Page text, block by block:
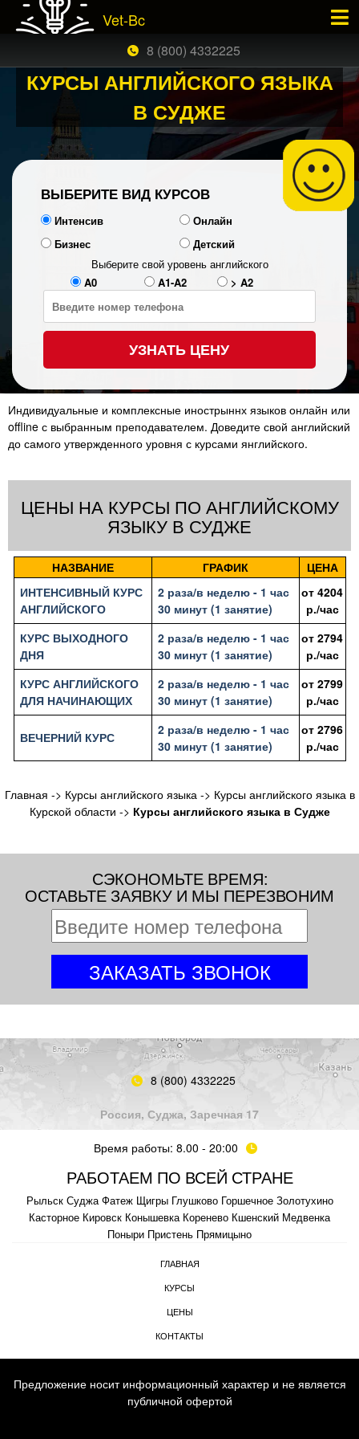
Vet-Bc
8 (800) 4332225
КУРСЫ АНГЛИЙСКОГО ЯЗЫКА
В СУДЖЕ
ВЫБЕРИТЕ ВИД КУРСОВ
Интенсив
Онлайн
Бизнес
Детский
Выберите свой уровень английского
A0
A1-A2 > A2
УЗНАТЬ ЦЕНУ
Индивидуальные и комплексные инострыннх языков онлайн или
offline с выбранным преподавателем. Доведите свой английский
до самого утвержденного уровня с курсами янглийского.
ЦЕНЫ НА КУРСЫ ПО АНГЛИЙСКОМУ
ЯЗЫКУ В СУДЖЕ
НАЗВАНИЕ ГРАФИК
ЦЕНА
ИНТЕНСИВНЫЙ КУРС
АНГЛИЙСКОГО
2 раза/в неделю - 1 час
30 минут (1 занятие)
от 4204
р./час
КУРС ВЫХОДНОГО
ДНЯ
2 раза/в неделю - 1 час
30 минут (1 занятие)
от 2794
р./час
КУРС АНГЛИЙСКОГО
ДЛЯ НАЧИНАЮЩИХ
2 раза/в неделю - 1 час
30 минут (1 занятие)
от 2799
р./час
ВЕЧЕРНИЙ КУРС
2 раза/в неделю - 1 час
30 минут (1 занятие)
от 2796
р./час
Главная -> Курсы английского языка-> Курсы английского языка в
Курской области -> Курсы английского языка в Судже
СЭКОНОМЬТЕ ВРЕМЯ:
ОСТАВЬТЕ ЗАЯВКУ И МЫ ПЕРЕЗВОНИМ
8 (800) 4332225
Россия, Суджа, Заречная 17
Время работы: 8.00 - 20:00
РАБОТАЕМ ПО ВСЕЙ СТРАНЕ
Рыльск Суджа Фатеж Щигры Глушково Горшечное Золотухино
Касторное Кировск Конышевка Коренево Кшенский Медвенка
Поныри Пристень Прямицыно
ГЛАВНАЯ
КУРСЫ
ЦЕНЫ
КОНТАКТЫ
Предложение носит информационный характер и не является
публичной офертой
ЗАКАЗАТЬ БЕСПЛАТНЫЙ ЗВОНОК ×